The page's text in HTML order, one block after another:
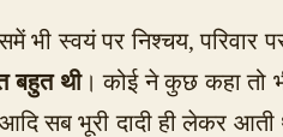
भी स्वयं पर निश्चय, परिवार
बहुत थी। कोई ने कुछ कहा तो
सब भूरी दादी ही लेकर आती